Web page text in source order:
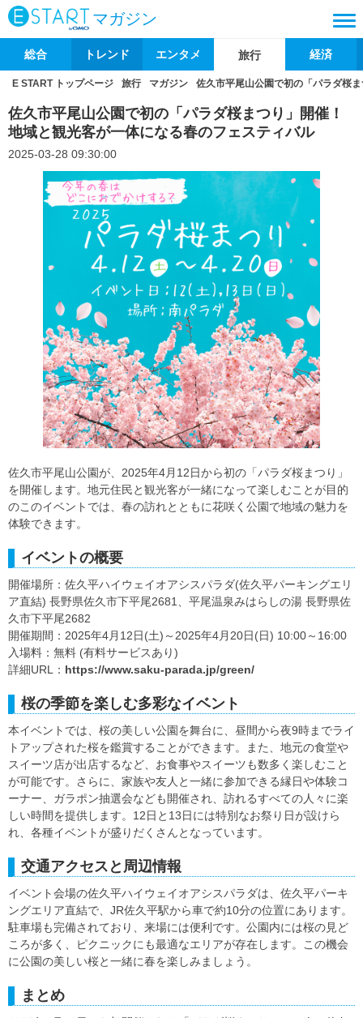
マガジン
総合 トレンド エンタメ 旅行 経済
E START トップページ 旅行 マガジン 佐久市平尾山公園で初の「パラダ桜
佐久市平尾山公園で初の「パラダ桜まつり」開催！
地域と観光客が一体になる春のフェスティバル
2025-03-28 09:30:00
佐久市平尾山公園が、2025年4月12日から初の「パラダ桜まつり」
を開催します。地元住民と観光客が一緒になって楽しむことが目的
のこのイベントでは、春の訪れとともに花咲く公園で地域の魅力を
体験できます。
イベントの概要
開催場所：佐久平ハイウェイオアシスパラダ(佐久平パーキングエリ
ア直結) 長野県佐久市下平尾2681、平尾温泉みはらしの湯 長野県佐
久市下平尾2682
開催期間：2025年4月12日(土)～2025年4月20日(日) 10:00～16:00
入場料：無料 (有料サービスあり)
詳細URL： https://www.saku-parada.jp/green/
桜の季節を楽しむ多彩なイベント
本イベントでは、桜の美しい公園を舞台に、昼間から夜9時までライ
トアップされた桜を鑑賞することができます。また、地元の食堂や
スイーツ店が出店するなど、お食事やスイーツも数多く楽しむこと
が可能です。さらに、家族や友人と一緒に参加できる縁日や体験コ
ーナー、ガラポン抽選会なども開催され、訪れるすべての人々に楽
しい時間を提供します。12日と13日には特別なお祭り日が設けら
れ、各種イベントが盛りだくさんとなっています。
交通アクセスと周辺情報
イベント会場の佐久平ハイウェイオアシスパラダは、佐久平パーキ
ングエリア直結で、JR佐久平駅から車で約10分の位置にあります。
駐車場も完備されており、来場には便利です。公園内には桜の見ど
ころが多く、ピクニックにも最適なエリアが存在します。この機会
に公園の美しい桜と一緒に春を楽しみましょう。
まとめ